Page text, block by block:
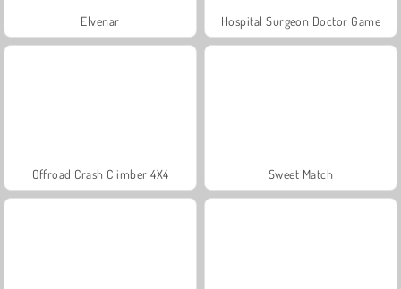
Elvenar Hospital Surgeon Doctor Game
Offroad Crash Climber 4X4 Sweet Match